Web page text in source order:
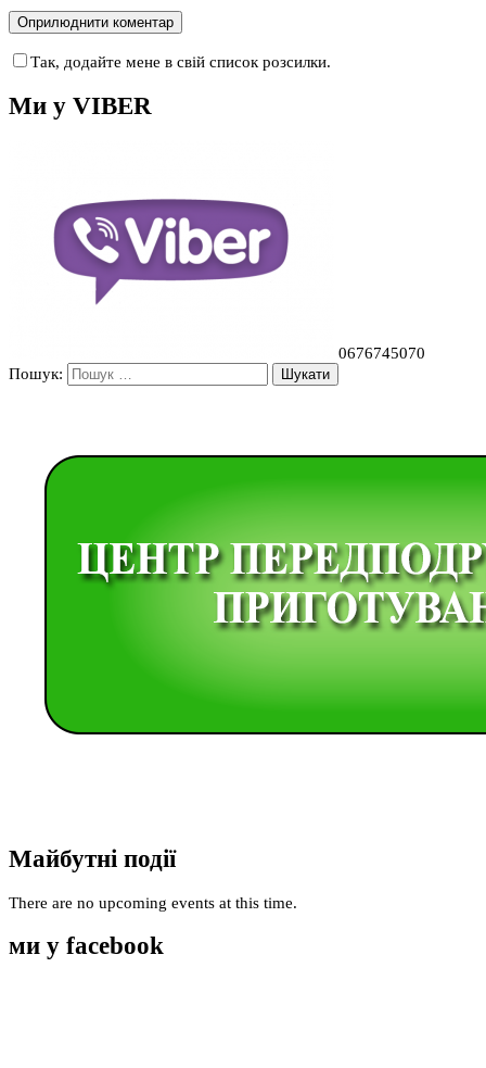
Так, додайте мене в свій список розсилки.
Ми у VIBER
0676745070
Пошук:
Майбутні події
There are no upcoming events at this time.
ми у facebook